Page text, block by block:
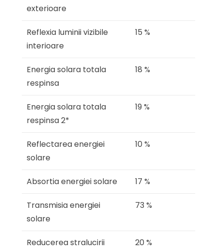
exterioare
Reflexia luminii vizibile
interioare
15 %
Energia solara totala
respinsa
18 %
Energia solara totala
respinsa 2*
19 %
Reflectarea energiei
solare
10 %
Absortia energiei solare 17 %
Transmisia energiei
solare
73 %
Reducerea stralucirii
20 %